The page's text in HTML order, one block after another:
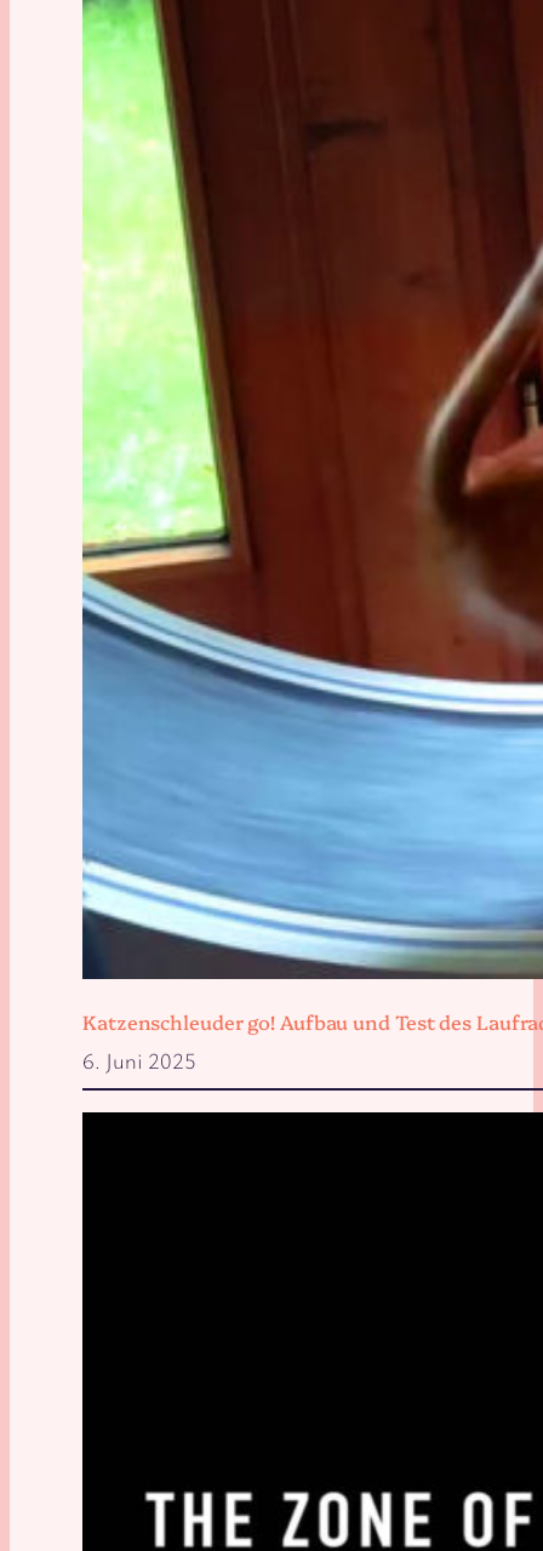
Katzenschleuder go! Aufbau und Test des
6. Juni 2025